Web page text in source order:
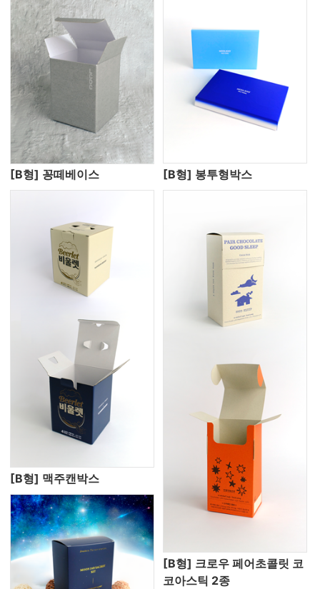
[B형] 꽁떼베이스
[B형] 맥주캔박스
[B형] 봉투형박스
[B형] 크로우 페어초콜릿 코
코아스틱 2종